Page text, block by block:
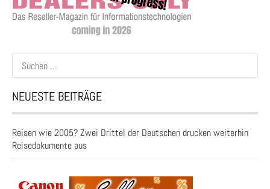
Suchen
nach:
NEUESTE BEITRÄGE
Reisen wie 2005? Zwei Drittel der Deutschen drucken weiterhin
Reisedokumente aus